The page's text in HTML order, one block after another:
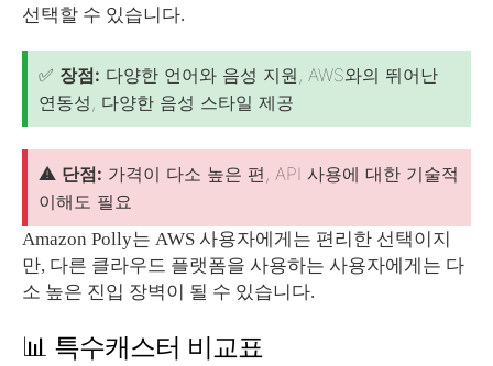
선택할 수 있습니다.
✅ 장점: 다양한 언어와 음성 지원, AWS와의 뛰어난
연동성, 다양한 음성 스타일 제공
⚠️ 단점: 가격이 다소 높은 편, API 사용에 대한 기술적
이해도 필요
Amazon Polly는 AWS 사용자에게는 편리한 선택이지
만, 다른 클라우드 플랫폼을 사용하는 사용자에게는 다
소 높은 진입 장벽이 될 수 있습니다.
📊 특수캐스터 비교표